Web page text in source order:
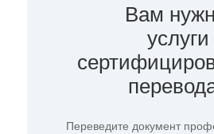
Вам
услуги
Переведите документ